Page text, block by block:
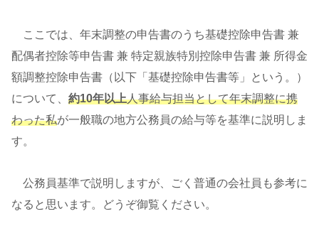
ここでは、年末調整の申告書のうち基礎控除申告書 兼
配偶者控除等申告書 兼 特定親族特別控除申告書 兼 所得金
額調整控除申告書（以下「基礎控除申告書等」という。）
について、 約10年以上人事給与担当として年末調整に携
わった私が一般職の地方公務員の給与等を基準に説明しま
す。
公務員基準で説明しますが、ごく普通の会社員も参考に
なると思います。どうぞ御覧ください。